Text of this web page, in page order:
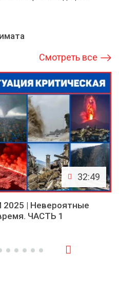
Смотреть все
32:49
| Невероятные
ЧАСТЬ 1